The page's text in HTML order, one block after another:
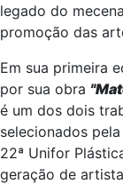
legado do
promoção das
Em sua primeira
por sua obra
é um dos dois
selecionados
22ª Unifor
geração de